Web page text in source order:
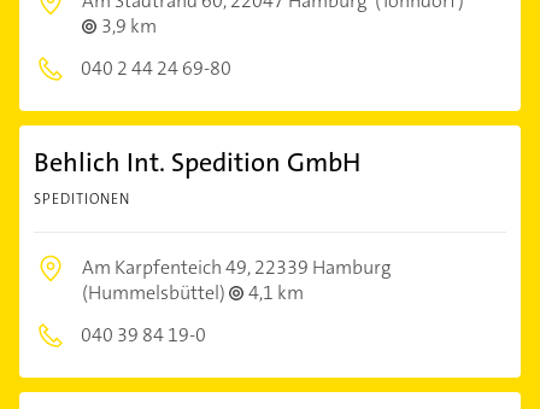
3,9 km
040 2 44 24 69-80
Behlich Int. Spedition GmbH
SPEDITIONEN
Am Karpfenteich 49,22339 Hamburg
(Hummelsbüttel)
4,1 km
040 39 84 19-0